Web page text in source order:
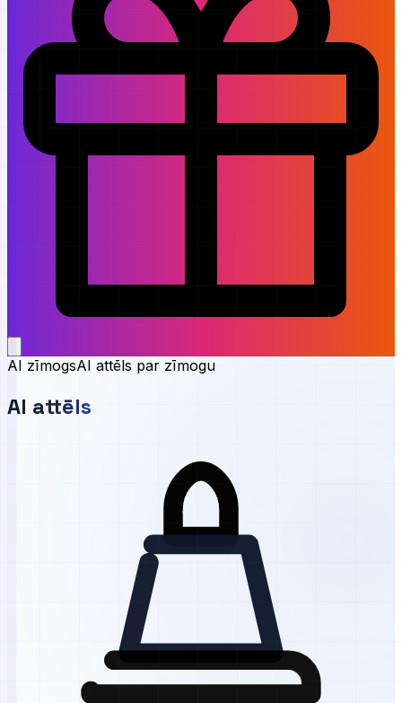
AI zīmogsAI attēls par zīmogu
AI attēls